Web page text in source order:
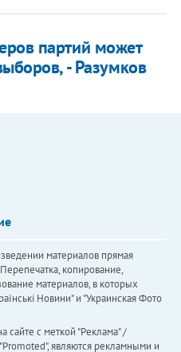
партий может
- Разумков
материалов прямая
копирование,
материалов, в которых
Новини" и "Украинская Фото
сайте с меткой "Реклама" /
являются рекламными и